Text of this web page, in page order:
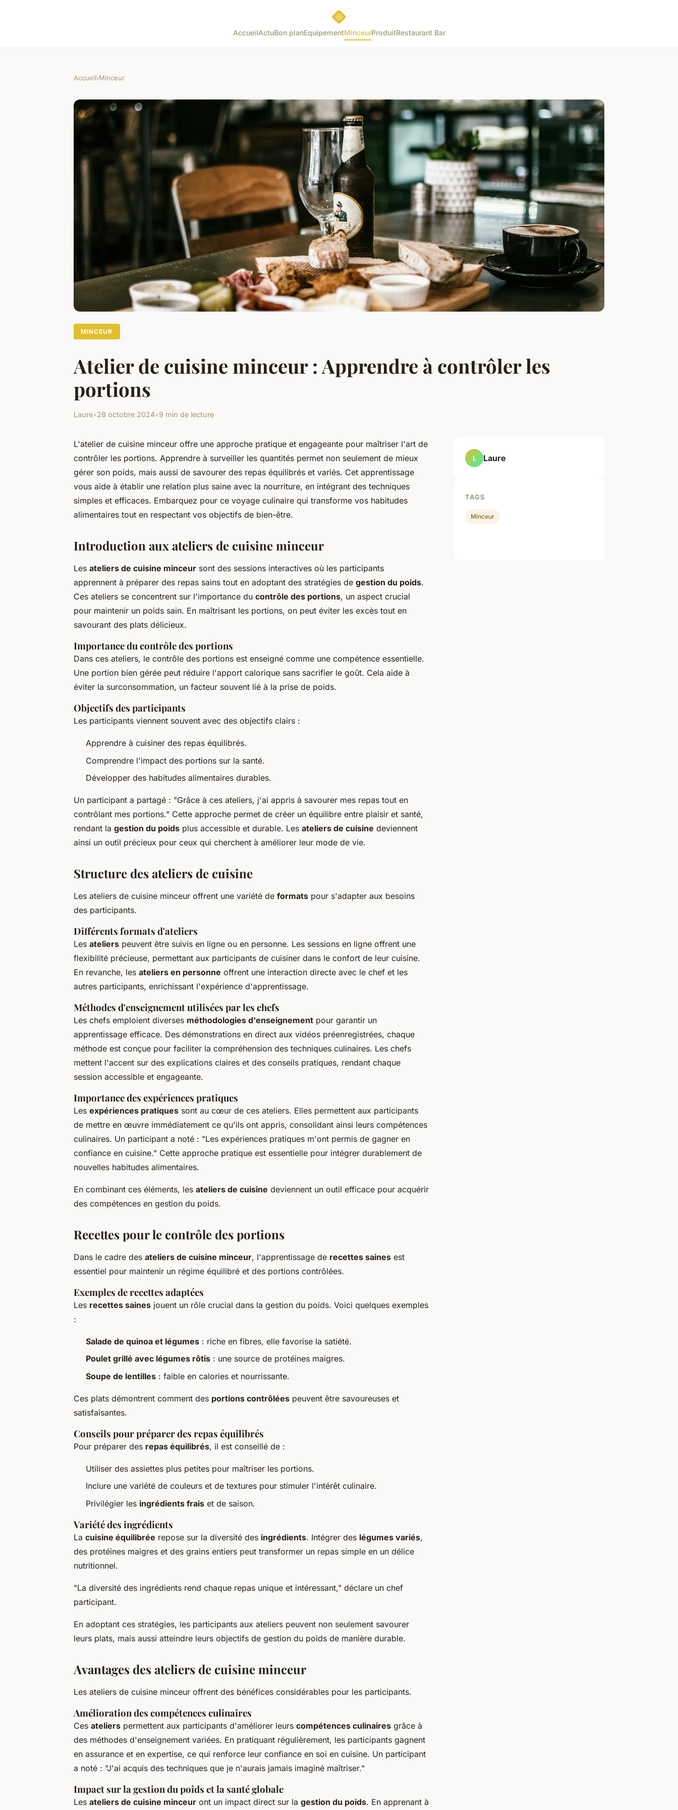
AccueilActuBon planEquipementMinceurProduitRestaurant Bar
Accueil›Minceur
MINCEUR
Atelier de cuisine minceur : Apprendre à contrôler les
portions
Laure•28 octobre 2024•9 min de lecture
L'atelier de cuisine minceur offre une approche pratique et engageante pour maîtriser l'art de
contrôler les portions. Apprendre à surveiller les quantités permet non seulement de mieux
gérer son poids, mais aussi de savourer des repas équilibrés et variés. Cet apprentissage
vous aide à établir une relation plus saine avec la nourriture, en intégrant des techniques
simples et efficaces. Embarquez pour ce voyage culinaire qui transforme vos habitudes
alimentaires tout en respectant vos objectifs de bien-être.
Introduction aux ateliers de cuisine minceur
Les ateliers de cuisine minceur sont des sessions interactives où les participants
apprennent à préparer des repas sains tout en adoptant des stratégies de gestion du poids.
Ces ateliers se concentrent sur l'importance du contrôle des portions, un aspect crucial
pour maintenir un poids sain. En maîtrisant les portions, on peut éviter les excès tout en
savourant des plats délicieux.
Importance du contrôle des portions
Dans ces ateliers, le contrôle des portions est enseigné comme une compétence essentielle.
Une portion bien gérée peut réduire l'apport calorique sans sacrifier le goût. Cela aide à
éviter la surconsommation, un facteur souvent lié à la prise de poids.
Objectifs des participants
Les participants viennent souvent avec des objectifs clairs :
Apprendre à cuisiner des repas équilibrés.
Comprendre l'impact des portions sur la santé.
Développer des habitudes alimentaires durables.
Un participant a partagé : "Grâce à ces ateliers, j'ai appris à savourer mes repas tout en
contrôlant mes portions." Cette approche permet de créer un équilibre entre plaisir et santé,
rendant la gestion du poids plus accessible et durable. Les ateliers de cuisine deviennent
ainsi un outil précieux pour ceux qui cherchent à améliorer leur mode de vie.
Structure des ateliers de cuisine
Les ateliers de cuisine minceur offrent une variété de formats pour s'adapter aux besoins
des participants.
Différents formats d'ateliers
Les ateliers peuvent être suivis en ligne ou en personne. Les sessions en ligne offrent une
flexibilité précieuse, permettant aux participants de cuisiner dans le confort de leur cuisine.
En revanche, les ateliers en personne offrent une interaction directe avec le chef et les
autres participants, enrichissant l'expérience d'apprentissage.
Méthodes d'enseignement utilisées par les chefs
Les chefs emploient diverses méthodologies d'enseignement pour garantir un
apprentissage efficace. Des démonstrations en direct aux vidéos préenregistrées, chaque
méthode est conçue pour faciliter la compréhension des techniques culinaires. Les chefs
mettent l'accent sur des explications claires et des conseils pratiques, rendant chaque
session accessible et engageante.
Importance des expériences pratiques
Les expériences pratiques sont au cœur de ces ateliers. Elles permettent aux participants
de mettre en œuvre immédiatement ce qu'ils ont appris, consolidant ainsi leurs compétences
culinaires. Un participant a noté : "Les expériences pratiques m'ont permis de gagner en
confiance en cuisine." Cette approche pratique est essentielle pour intégrer durablement de
nouvelles habitudes alimentaires.
En combinant ces éléments, les ateliers de cuisine deviennent un outil efficace pour acquérir
des compétences en gestion du poids.
Recettes pour le contrôle des portions
Dans le cadre des ateliers de cuisine minceur, l'apprentissage de recettes saines est
essentiel pour maintenir un régime équilibré et des portions contrôlées.
Exemples de recettes adaptées
Les recettes saines jouent un rôle crucial dans la gestion du poids. Voici quelques exemples
:
Salade de quinoa et légumes : riche en fibres, elle favorise la satiété.
Poulet grillé avec légumes rôtis : une source de protéines maigres.
Soupe de lentilles : faible en calories et nourrissante.
Ces plats démontrent comment des portions contrôlées peuvent être savoureuses et
satisfaisantes.
Conseils pour préparer des repas équilibrés
Pour préparer des repas équilibrés, il est conseillé de :
Utiliser des assiettes plus petites pour maîtriser les portions.
Inclure une variété de couleurs et de textures pour stimuler l'intérêt culinaire.
Privilégier les ingrédients frais et de saison.
Variété des ingrédients
La cuisine équilibrée repose sur la diversité des ingrédients. Intégrer des légumes variés,
des protéines maigres et des grains entiers peut transformer un repas simple en un délice
nutritionnel.
"La diversité des ingrédients rend chaque repas unique et intéressant," déclare un chef
participant.
En adoptant ces stratégies, les participants aux ateliers peuvent non seulement savourer
leurs plats, mais aussi atteindre leurs objectifs de gestion du poids de manière durable.
Avantages des ateliers de cuisine minceur
Les ateliers de cuisine minceur offrent des bénéfices considérables pour les participants.
Amélioration des compétences culinaires
Ces ateliers permettent aux participants d'améliorer leurs compétences culinaires grâce à
des méthodes d'enseignement variées. En pratiquant régulièrement, les participants gagnent
en assurance et en expertise, ce qui renforce leur confiance en soi en cuisine. Un participant
a noté : "J'ai acquis des techniques que je n'aurais jamais imaginé maîtriser."
Impact sur la gestion du poids et la santé globale
Les ateliers de cuisine minceur ont un impact direct sur la gestion du poids. En apprenant à
L Laure
TAGS
Minceur